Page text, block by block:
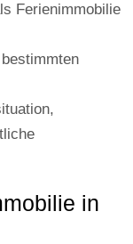
Ferienimmobilie
in